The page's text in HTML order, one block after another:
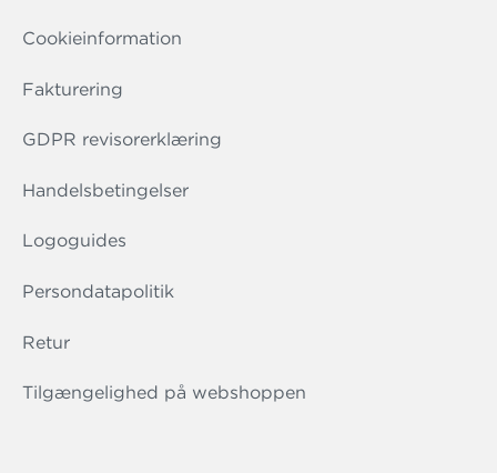
Cookieinformation
Fakturering
GDPR revisorerklæring
Handelsbetingelser
Logoguides
Persondatapolitik
Retur
Tilgængelighed på webshoppen